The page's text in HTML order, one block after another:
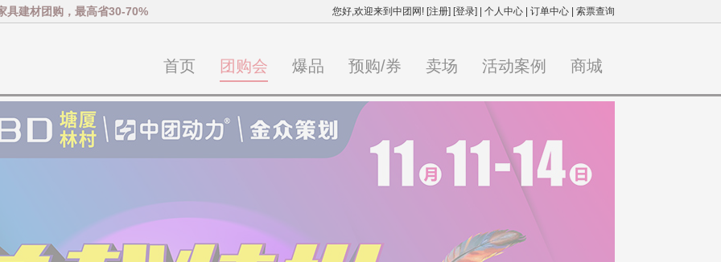
具建材团购，最高省30-70% 您好,欢迎来到中团网! [注册] [登录] 个人中心 订单中心 索票查询
首页 团购会 爆品 预购/券 卖场 活动案例 商城